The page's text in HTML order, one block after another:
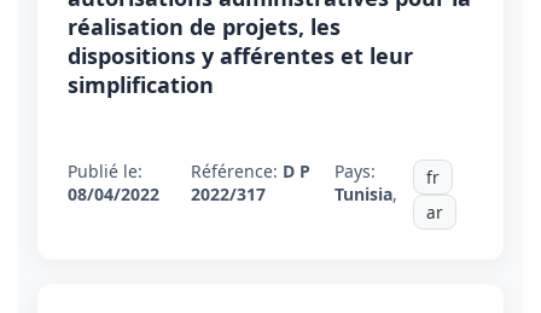
réalisation de projets, les
dispositions y afférentes et leur
simplification
Publié le:
08/04/2022
Référence: D P
2022/317
Pays:
Tunisia,
fr
ar